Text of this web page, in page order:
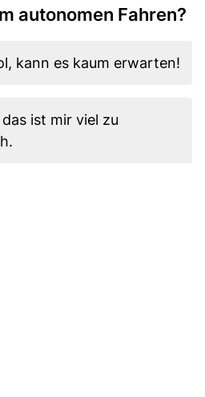
autonomen Fahren?
kann es kaum erwarten!
ist mir viel zu